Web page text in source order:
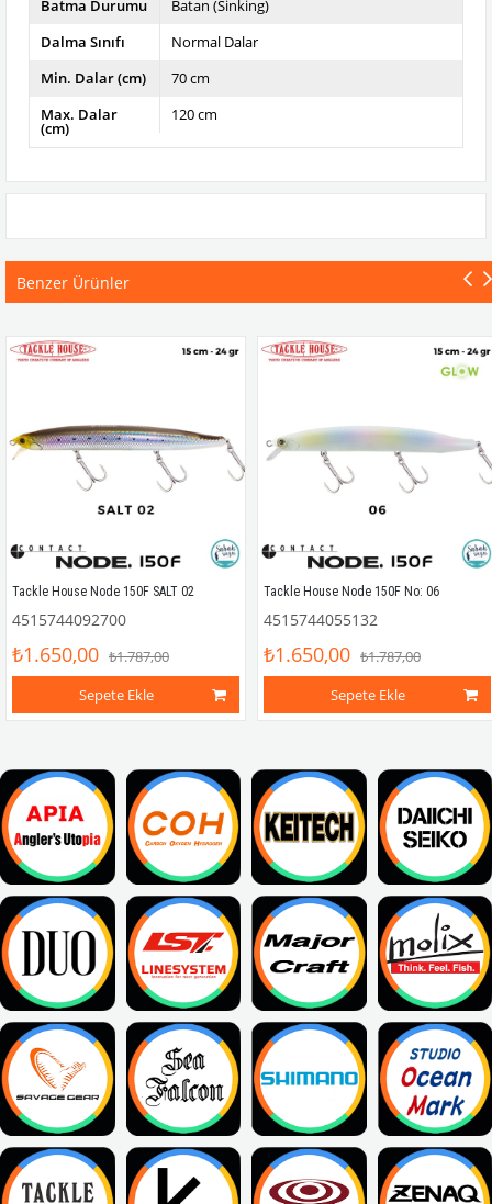
Batma Durumu
Batan (Sinking)
Dalma Sınıfı
Normal Dalar
Min. Dalar (cm)
70 cm
Max. Dalar
(cm)
120 cm
Benzer Ürünler
Tackle House Node 150F SALT 02
4515744092700
₺1.650,00 ₺1.787,00
Sepete Ekle
Tackle House Node 150F No: 06
4515744055132
₺1.650,00 ₺1.787,00
Sepete Ekle